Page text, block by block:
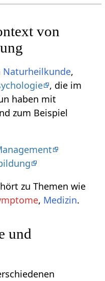
von
Naturheilkunde,
, die im
haben mit
zum Beispiel
zu Themen wie
, Medizin.
und